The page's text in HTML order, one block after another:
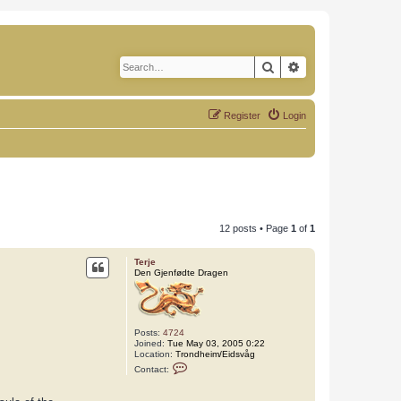
Search
Login
Register
12 posts • Page 1 of 1
Terje
Den Gjenfødte Dragen
Posts: 4724
Joined: Tue May 03, 2005 0:22
Location: Trondheim/Eidsvåg
Contact: